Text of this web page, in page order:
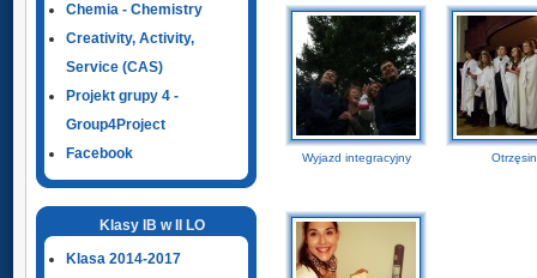
Chemia - Chemistry
Creativity, Activity,
Service (CAS)
Projekt grupy 4 -
Group4Project
Facebook
Klasy IB w II LO
Klasa 2014-2017
Wyjazd integracyjny